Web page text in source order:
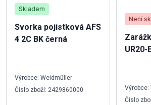
Skladem
Svorka pojistková AFS
4 2C BK černá
Výrobce: Weidmüller
Číslo zboží: 2429860000
Není
UR20-
Výrobce:
Číslo